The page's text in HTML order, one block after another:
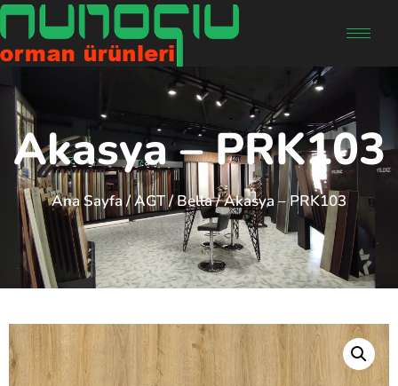
Akasya – PRK103
Ana Sayfa/AGT/Bella/ Akasya – PRK103